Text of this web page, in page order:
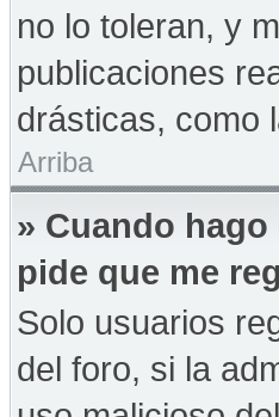
no lo toleran, y
publicaciones
drásticas, como
Arriba
» Cuando
pide que me
Solo usuarios
del foro, si la